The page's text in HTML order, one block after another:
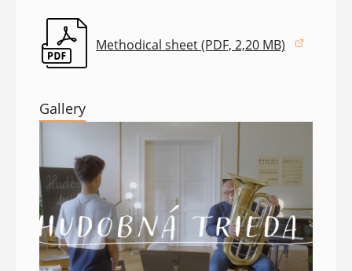
Methodical sheet (PDF, 2,20 MB)
(opens in a new window)
Gallery